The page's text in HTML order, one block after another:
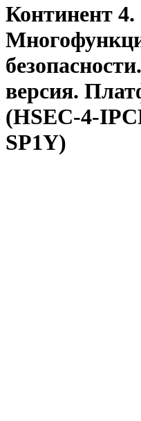
Континент 4.
версия.
(HSEC-4-
SP1Y)